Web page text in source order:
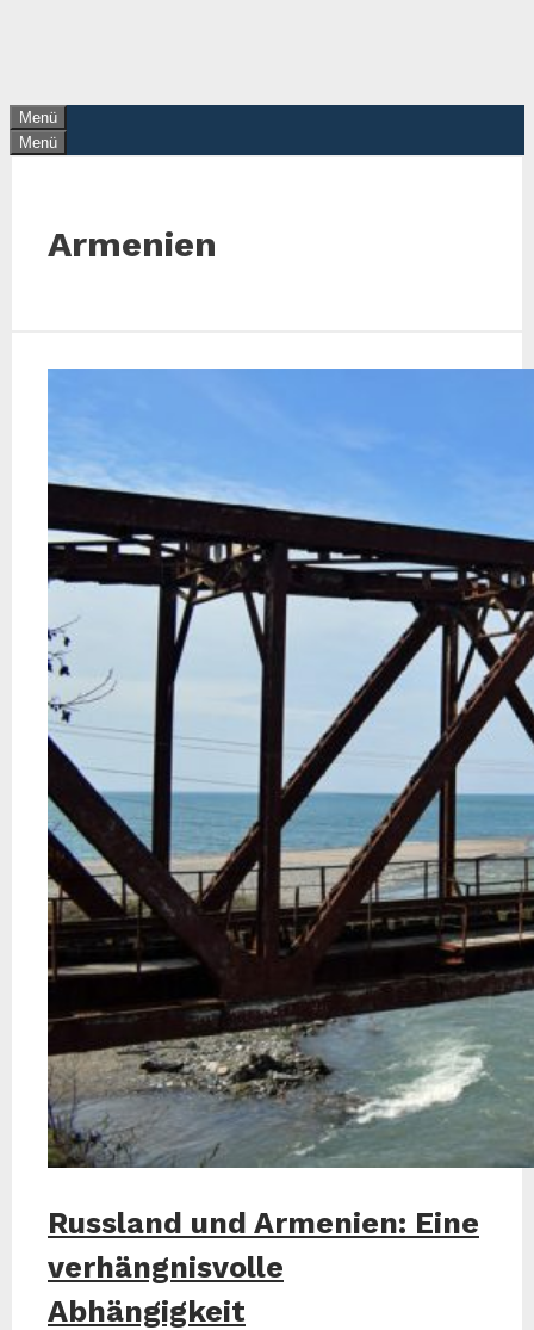
Menü
Menü
Armenien
Russland und Armenien: Eine
verhängnisvolle
Abhängigkeit